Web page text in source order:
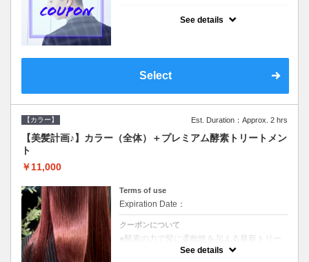
気軽なスパです☆
See details
Select
【カラー】 Est. Duration：Approx. 2 hrs
【美髪計画♪】カラー（全体）＋プレミアム酵素トリートメン
ト
￥11,000
Terms of use
Expiration Date：
クーポンについて
●酵素の力で髪に柔軟性を与える最新トリー
トメント●ＳＢ込●長さ料金あり《こちらのク
ーポンご利用のお客様のみ》オリジナル酵素
See details